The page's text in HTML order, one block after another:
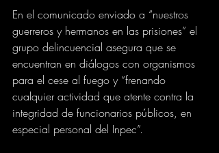
En el comunicado enviado a “nuestros
guerreros y hermanos en las prisiones” el
grupo delincuencial asegura que se
encuentran en diálogos con organismos
para el cese al fuego y “frenando
cualquier actividad que atente contra la
integridad de funcionarios públicos, en
especial personal del Inpec”.